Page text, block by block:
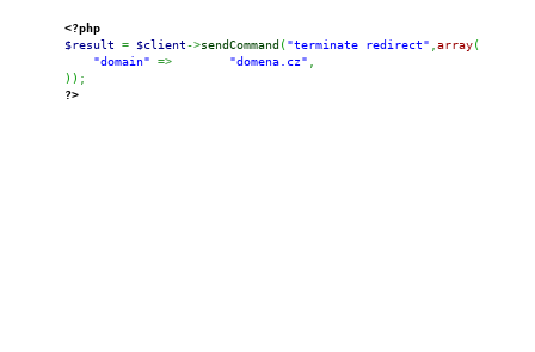
<?php
$result
= $client->sendCommand ("terminate redirect" array(
"domain"
=> "domena.cz"
) ) ;
?>